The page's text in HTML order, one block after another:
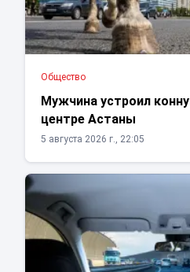
Общество
Мужчина устроил
центре Астаны
5 августа 2026 г., 22:05